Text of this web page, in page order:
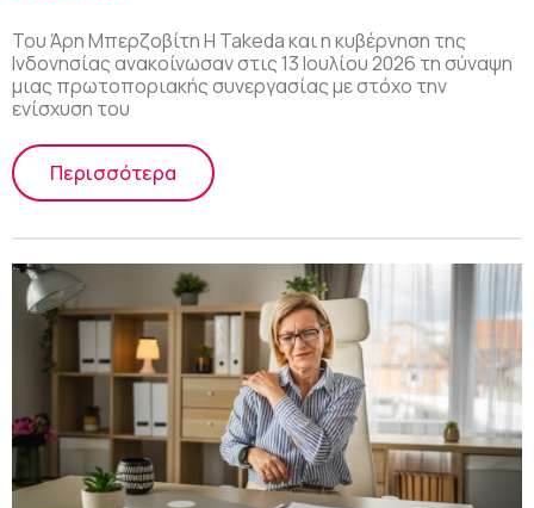
Του Άρη Μπερζοβίτη Η Takeda και η κυβέρνηση της
Ινδονησίας ανακοίνωσαν στις 13 Ιουλίου 2026 τη σύναψη
μιας πρωτοποριακής συνεργασίας με στόχο την
ενίσχυση του
Περισσότερα